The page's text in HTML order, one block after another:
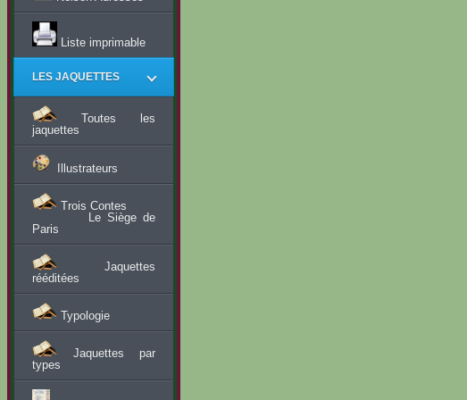
Liste imprimable
LES JAQUETTES
Toutes les
jaquettes
Illustrateurs
Trois Contes
Le Siège de
Paris
Jaquettes
rééditées
Typologie
Jaquettes par
types